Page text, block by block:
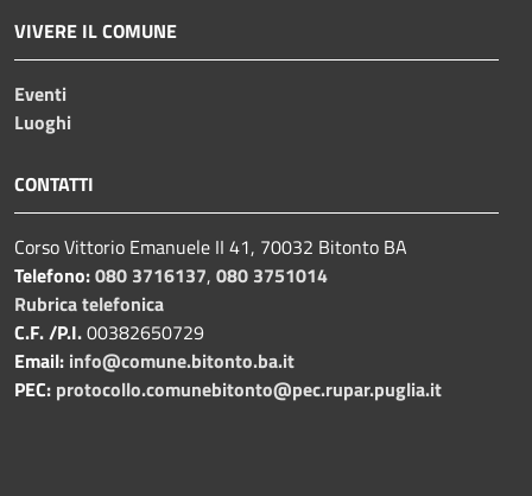
VIVERE IL COMUNE
Eventi
Luoghi
CONTATTI
Corso Vittorio Emanuele II 41, 70032 Bitonto BA
Telefono:080 3716137, 080 3751014
Rubrica telefonica
C.F. /P.I.00382650729
Email: info@comune.bitonto.ba.it
PEC: protocollo.comunebitonto@pec.rupar.puglia.it